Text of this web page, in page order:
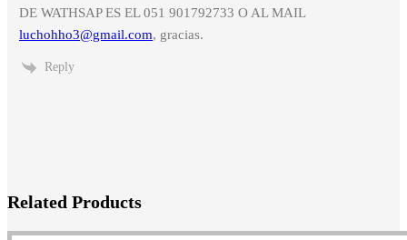
DE WATHSAP ES EL 051 901792733 O AL MAIL
luchohho3@gmail.com, gracias.
Reply